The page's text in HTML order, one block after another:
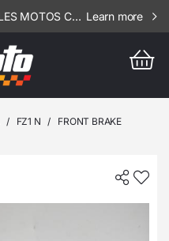
IMPORTANTES PROMOS SUR LES MOTOS COMPLETES !!! CONSULTEZ NOS ANNONCES ----- SCOOT - RSV - 3106 Learn more
/ FZ1 N /
FRONT BRAKE